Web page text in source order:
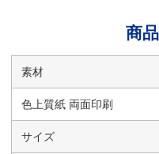
商
素材
色上質紙 両面印刷
サイズ